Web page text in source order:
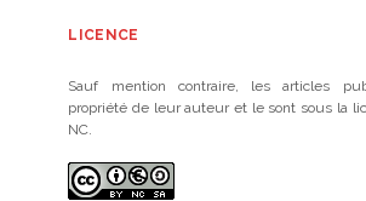
LICENCE
Sauf mention contraire, les articles
propriété de leur auteur et le sont sous la
NC.